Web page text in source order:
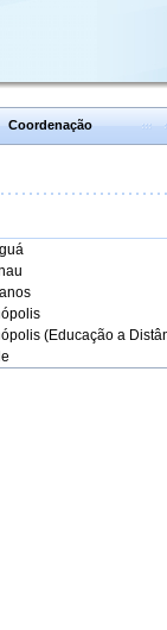
Coordenação
(Educação a